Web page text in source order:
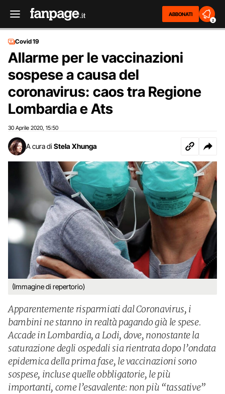
ABBONATI
2
Covid 19
Allarme per le vaccinazioni
sospese a causa del
coronavirus: caos tra Regione
Lombardia e Ats
30 Aprile 2020 15:50
A cura di Stela Xhunga
(Immagine di repertorio)
Apparentemente risparmiati dal Coronavirus, i
bambini ne stanno in realtà pagando già le spese.
Accade in Lombardia, a Lodi, dove, nonostante la
saturazione degli ospedali sia rientrata dopo l’ondata
epidemica della prima fase, le vaccinazioni sono
sospese, incluse quelle obbligatorie, le più
importanti, come l’esavalente: non più “tassative”